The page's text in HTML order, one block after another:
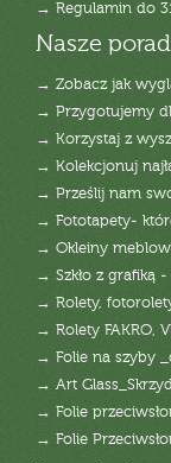
→ Regulamin do
Nasze
→ Zobacz jak
→ Przygotujemy
→ Korzystaj z
→ Kolekcjonuj
→ Prześlij nam
→ Fototapety-
→ Okleiny
→ Szkło z grafiką
→ Rolety,
→ Rolety FAKRO,
→ Folie na szyby
→ Art
→ Folie
→ Folie